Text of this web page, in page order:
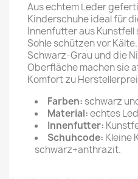
Aus echtem Leder
Kinderschuhe ideal für
Innenfutter aus
Sohle schützen vor
Schwarz-Grau und die
Oberfläche machen sie
Komfort zu
Farben: schwarz
Material:echtes
Innenfutter:
Schuhcode: Kleine
schwarz+anthrazit.